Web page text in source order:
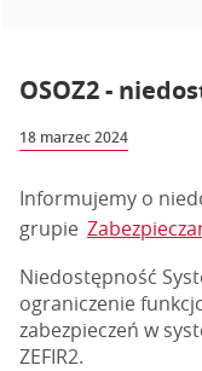
OSOZ2 -
18 marzec 2024
Informujemy o
grupie
Niedostępność
ograniczenie
zabezpieczeń w
ZEFIR2.